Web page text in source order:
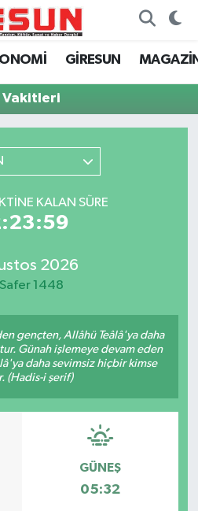
GİRESUN
Vakitleri
KALAN SÜRE
2026
1448
gençten, Allâhü Teâlâ'ya daha
Günah işlemeye devam eden
daha sevimsiz hiçbir kimse
(Hadis-i şerif)
GÜNEŞ
05:32